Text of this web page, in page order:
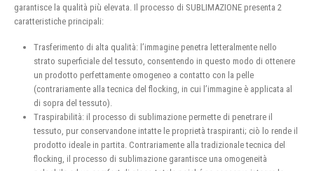
garantisce la qualità più elevata. Il processo di SUBLIMAZIONE presenta 2
caratteristiche principali:
Trasferimento di alta qualità: l’immagine penetra letteralmente nello
strato superficiale del tessuto, consentendo in questo modo di ottenere
un prodotto perfettamente omogeneo a contatto con la pelle
(contrariamente alla tecnica del flocking, in cui l’immagine è applicata al
di sopra del tessuto).
Traspirabilità: il processo di sublimazione permette di penetrare il
tessuto, pur conservandone intatte le proprietà traspiranti; ciò lo rende il
prodotto ideale in partita. Contrariamente alla tradizionale tecnica del
flocking, il processo di sublimazione garantisce una omogeneità